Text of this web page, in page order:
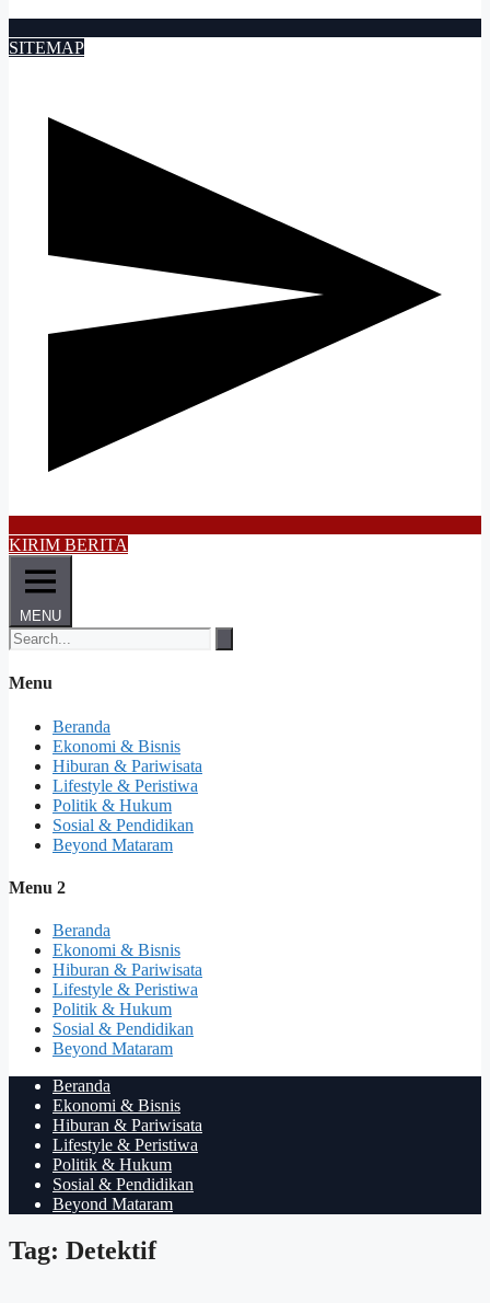
SITEMAP
KIRIM BERITA
MENU
Menu
Beranda
Ekonomi & Bisnis
Hiburan & Pariwisata
Lifestyle & Peristiwa
Politik & Hukum
Sosial & Pendidikan
Beyond Mataram
Menu 2
Beranda
Ekonomi & Bisnis
Hiburan & Pariwisata
Lifestyle & Peristiwa
Politik & Hukum
Sosial & Pendidikan
Beyond Mataram
Beranda
Ekonomi & Bisnis
Hiburan & Pariwisata
Lifestyle & Peristiwa
Politik & Hukum
Sosial & Pendidikan
Beyond Mataram
Tag: Detektif